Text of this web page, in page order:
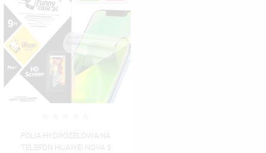
FOLIA HYDROŻELOWA NA
TELEFON HUAWEI NOVA 3